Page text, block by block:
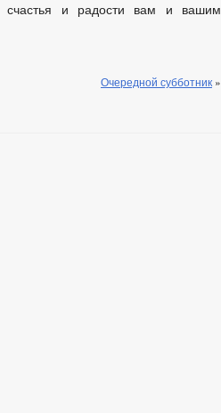
счастья и радости вам и вашим
Очередной субботник »